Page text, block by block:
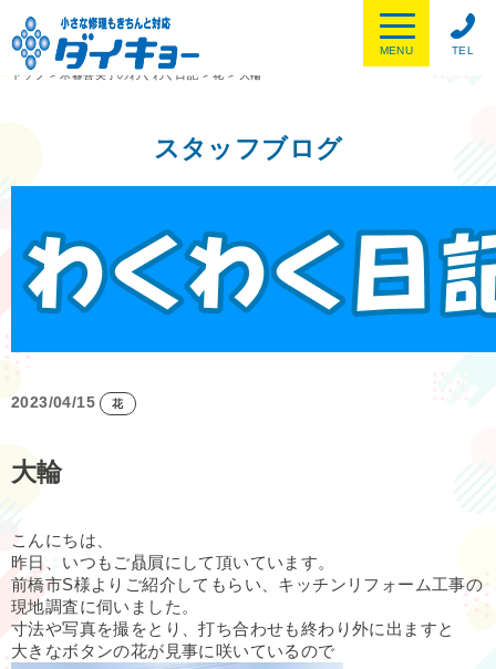
TEL
MENU
トップ
> 木暮喜美子のわくわく日記 >花 > 大輪
スタッフブログ
2023/04/15 花
大輪
こんにちは、
昨日、いつもご贔屓にして頂いています。
前橋市S様よりご紹介してもらい、キッチンリフォーム工事の
現地調査に伺いました。
寸法や写真を撮をとり、打ち合わせも終わり外に出ますと
大きなボタンの花が見事に咲いているので